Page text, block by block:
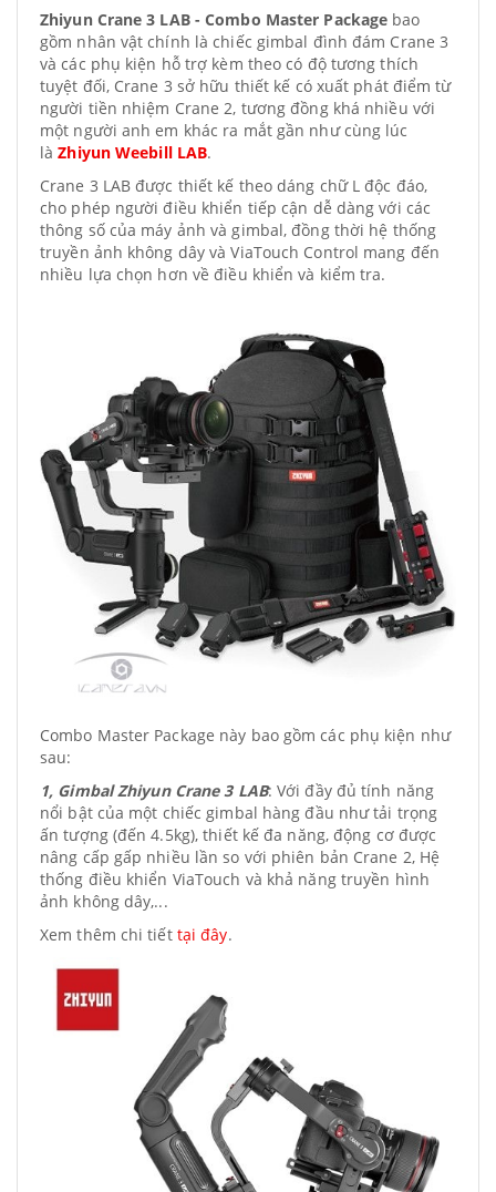
Zhiyun Crane 3 LAB - Combo Master Package bao
gồm nhân vật chính là chiếc gimbal đình đám Crane 3
và các phụ kiện hỗ trợ kèm theo có độ tương thích
tuyệt đối, Crane 3 sở hữu thiết kế có xuất phát điểm từ
người tiền nhiệm Crane 2, tương đồng khá nhiều với
một người anh em khác ra mắt gần như cùng lúc
làZhiyun Weebill LAB.
Crane 3 LAB được thiết kế theo dáng chữ L độc đáo,
cho phép người điều khiển tiếp cận dễ dàng với các
thông số của máy ảnh và gimbal, đồng thời hệ thống
truyền ảnh không dây và ViaTouch Control mang đến
nhiều lựa chọn hơn về điều khiển và kiểm tra.
Combo Master Package này bao gồm các phụ kiện như
sau:
1, Gimbal Zhiyun Crane 3 LAB: Với đầy đủ tính năng
nổi bật của một chiếc gimbal hàng đầu như tải trọng
ấn tượng (đến 4.5kg), thiết kế đa năng, động cơ được
nâng cấp gấp nhiều lần so với phiên bản Crane 2, Hệ
thống điều khiển ViaTouch và khả năng truyền hình
ảnh không dây,...
Xem thêm chi tiếttại đây.